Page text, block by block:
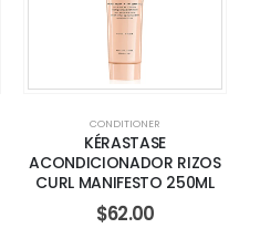
CONDITIONER
KÉRASTASE
ACONDICIONADOR RIZOS
CURL MANIFESTO 250ML
$62.00